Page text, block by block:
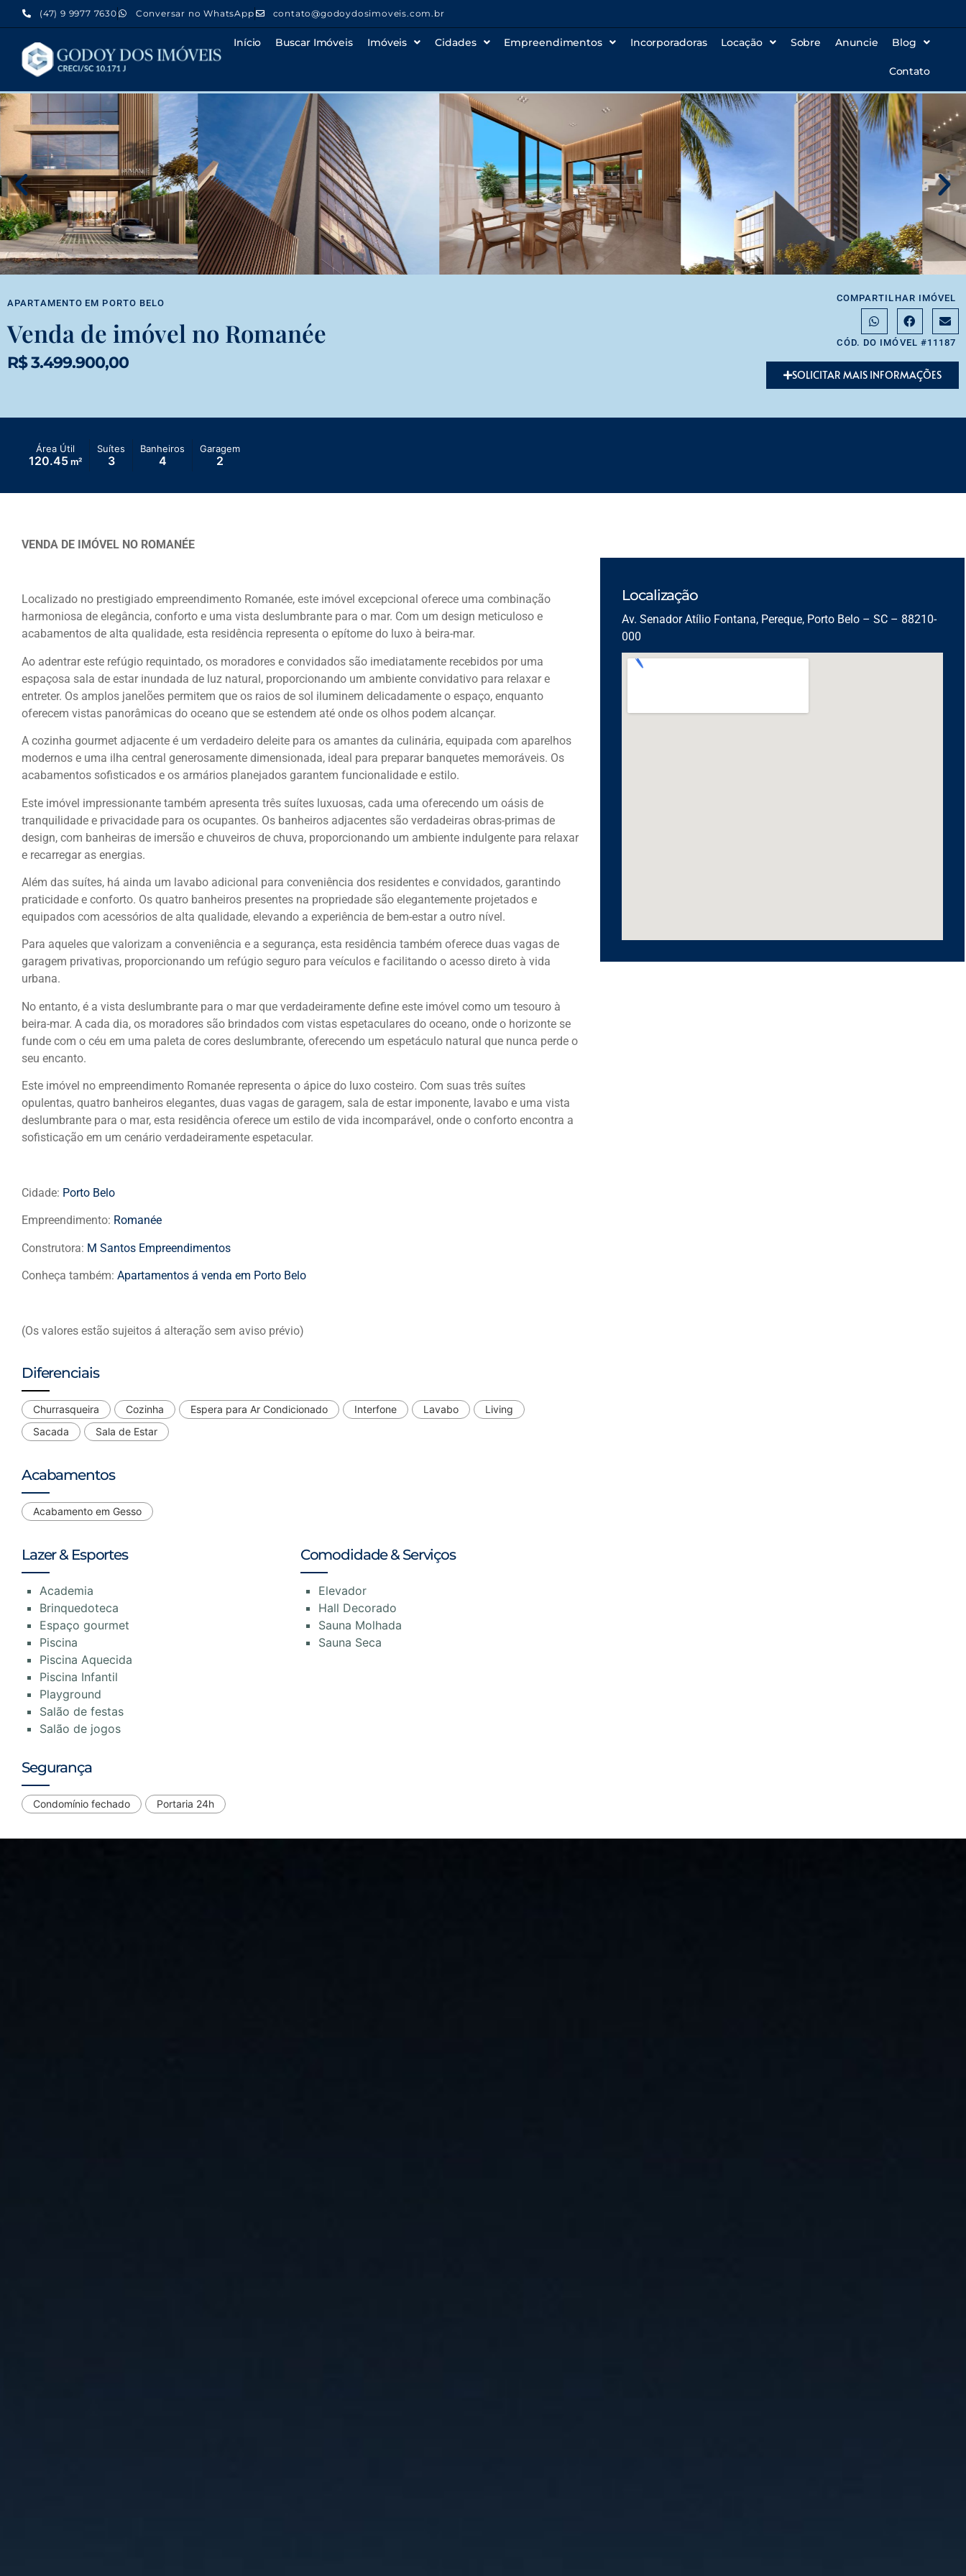
(47) 9 9977 7630 Conversar no WhatsApp contato@godoydosimoveis.com.br
Início Buscar Imóveis Imóveis Cidades Empreendimentos Incorporadoras Locação Sobre Anuncie Blog
Contato
APARTAMENTO EM PORTO BELO
Venda de imóvel no Romanée
R$ 3.499.900,00
COMPARTILHAR IMÓVEL
CÓD. DO IMÓVEL #11187
SOLICITAR MAIS INFORMAÇÕES
Área Útil
120.45 m²
Suítes
3
Banheiros
4
Garagem
2
VENDA DE IMÓVEL NO ROMANÉE
Localizado no prestigiado empreendimento Romanée, este imóvel excepcional oferece uma combinação
harmoniosa de elegância, conforto e uma vista deslumbrante para o mar. Com um design meticuloso e
acabamentos de alta qualidade, esta residência representa o epítome do luxo à beira-mar.
Ao adentrar este refúgio requintado, os moradores e convidados são imediatamente recebidos por uma
espaçosa sala de estar inundada de luz natural, proporcionando um ambiente convidativo para relaxar e
entreter. Os amplos janelões permitem que os raios de sol iluminem delicadamente o espaço, enquanto
oferecem vistas panorâmicas do oceano que se estendem até onde os olhos podem alcançar.
A cozinha gourmet adjacente é um verdadeiro deleite para os amantes da culinária, equipada com aparelhos
modernos e uma ilha central generosamente dimensionada, ideal para preparar banquetes memoráveis. Os
acabamentos sofisticados e os armários planejados garantem funcionalidade e estilo.
Este imóvel impressionante também apresenta três suítes luxuosas, cada uma oferecendo um oásis de
tranquilidade e privacidade para os ocupantes. Os banheiros adjacentes são verdadeiras obras-primas de
design, com banheiras de imersão e chuveiros de chuva, proporcionando um ambiente indulgente para relaxar
e recarregar as energias.
Além das suítes, há ainda um lavabo adicional para conveniência dos residentes e convidados, garantindo
praticidade e conforto. Os quatro banheiros presentes na propriedade são elegantemente projetados e
equipados com acessórios de alta qualidade, elevando a experiência de bem-estar a outro nível.
Para aqueles que valorizam a conveniência e a segurança, esta residência também oferece duas vagas de
garagem privativas, proporcionando um refúgio seguro para veículos e facilitando o acesso direto à vida
urbana.
No entanto, é a vista deslumbrante para o mar que verdadeiramente define este imóvel como um tesouro à
beira-mar. A cada dia, os moradores são brindados com vistas espetaculares do oceano, onde o horizonte se
funde com o céu em uma paleta de cores deslumbrante, oferecendo um espetáculo natural que nunca perde o
seu encanto.
Este imóvel no empreendimento Romanée representa o ápice do luxo costeiro. Com suas três suítes
opulentas, quatro banheiros elegantes, duas vagas de garagem, sala de estar imponente, lavabo e uma vista
deslumbrante para o mar, esta residência oferece um estilo de vida incomparável, onde o conforto encontra a
sofisticação em um cenário verdadeiramente espetacular.
Cidade: Porto Belo
Empreendimento: Romanée
Construtora: M Santos Empreendimentos
Conheça também: Apartamentos á venda em Porto Belo
(Os valores estão sujeitos á alteração sem aviso prévio)
Diferenciais
Churrasqueira Cozinha Espera para Ar Condicionado Interfone Lavabo
Living
Sacada
Sala de Estar
Acabamentos
Acabamento em Gesso
Lazer & Esportes
Academia
Brinquedoteca
Espaço gourmet
Piscina
Piscina Aquecida
Piscina Infantil
Playground
Salão de festas
Salão de jogos
Comodidade & Serviços
Elevador
Hall Decorado
Sauna Molhada
Sauna Seca
Segurança
Condomínio fechado Portaria 24h
Localização
Av. Senador Atílio Fontana, Pereque, Porto Belo – SC – 88210-
000